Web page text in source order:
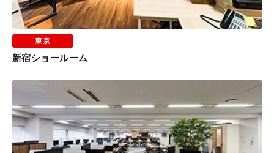
東京
新宿ショールーム